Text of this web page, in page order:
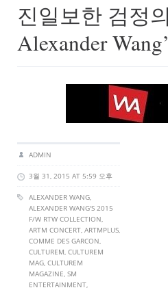
진일보한 검정
Alexander
ADMIN
3월 31, 2015 AT 5:59 오후
ALEXANDER WANG,
ALEXANDER WANG'S 2015
F/W RTW COLLECTION,
ARTM CONCERT, ARTMPLUS,
COMME DES GARCON,
CULTUREM, CULTUREM
MAG, CULTUREM
MAGAZINE, SM
ENTERTAINMENT,
Made with
More Info